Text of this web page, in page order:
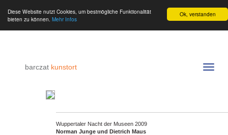
Ok, verstanden
Diese Website nutzt Cookies, um bestmögliche Funktionalität
bieten zu können. Mehr Infos
barczat kunstort
Wuppertaler Nacht der Museen 2009
Norman Junge und Dietrich Maus